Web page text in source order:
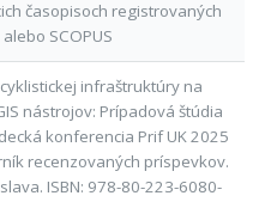
časopisoch registrovaných
SCOPUS
cyklistickej infraštruktúry na
nástrojov: Prípadová štúdia
konferencia Prif UK 2025
recenzovaných príspevkov.
ISBN: 978-80-223-6080-